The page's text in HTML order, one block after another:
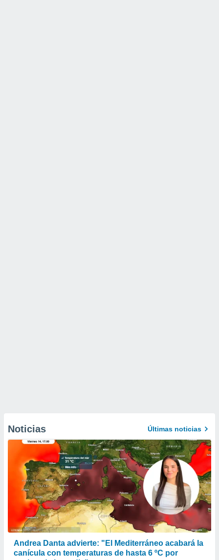
Noticias Últimas noticias
Andrea Danta advierte: "El Mediterráneo acabará la
canícula con temperaturas de hasta 6 ºC por